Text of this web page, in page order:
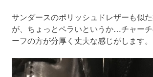
サンダースのポリッシュドレザーも似
が、ちょっとペラいというか…チャー
ーフの方が分厚く丈夫な感じがします。